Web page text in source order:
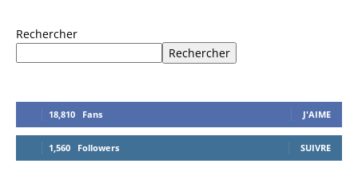
Rechercher
Rechercher
18,810 Fans J'AIME
1,560 Followers SUIVRE